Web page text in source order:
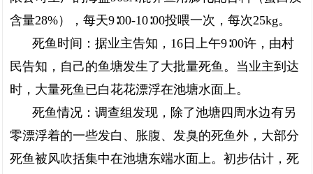
含量28%），每天9∶00-10∶00投喂一次，每次25kg。
死鱼时间：据业主告知，16日上午9∶00许，由村
民告知，自己的鱼塘发生了大批量死鱼。当业主到达
时，大量死鱼已白花花漂浮在池塘水面上。
死鱼情况：调查组发现，除了池塘四周水边有另
零漂浮着的一些发白、胀腹、发臭的死鱼外，大部分
死鱼被风吹括集中在池塘东端水面上。初步估计，死